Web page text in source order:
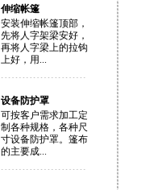
伸缩帐篷
安装伸缩帐篷顶部，
先将人字架梁安好，
再将人字梁上的拉钩
上好，用...
设备防护罩
可按客户需求加工定
制各种规格，各种尺
寸设备防护罩。篷布
的主要成...